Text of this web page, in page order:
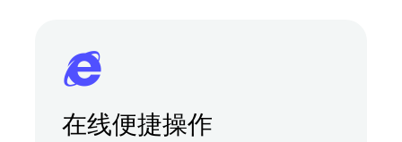
在线便捷操作